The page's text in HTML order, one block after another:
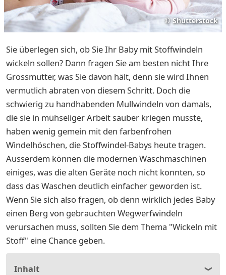
© Shutterstock
Sie überlegen sich, ob Sie Ihr Baby mit Stoffwindeln
wickeln sollen? Dann fragen Sie am besten nicht Ihre
Grossmutter, was Sie davon hält, denn sie wird Ihnen
vermutlich abraten von diesem Schritt. Doch die
schwierig zu handhabenden Mullwindeln von damals,
die sie in mühseliger Arbeit sauber kriegen musste,
haben wenig gemein mit den farbenfrohen
Windelhöschen, die Stoffwindel-Babys heute tragen.
Ausserdem können die modernen Waschmaschinen
einiges, was die alten Geräte noch nicht konnten, so
dass das Waschen deutlich einfacher geworden ist.
Wenn Sie sich also fragen, ob denn wirklich jedes Baby
einen Berg von gebrauchten Wegwerfwindeln
verursachen muss, sollten Sie dem Thema "Wickeln mit
Stoff" eine Chance geben.
Inhalt